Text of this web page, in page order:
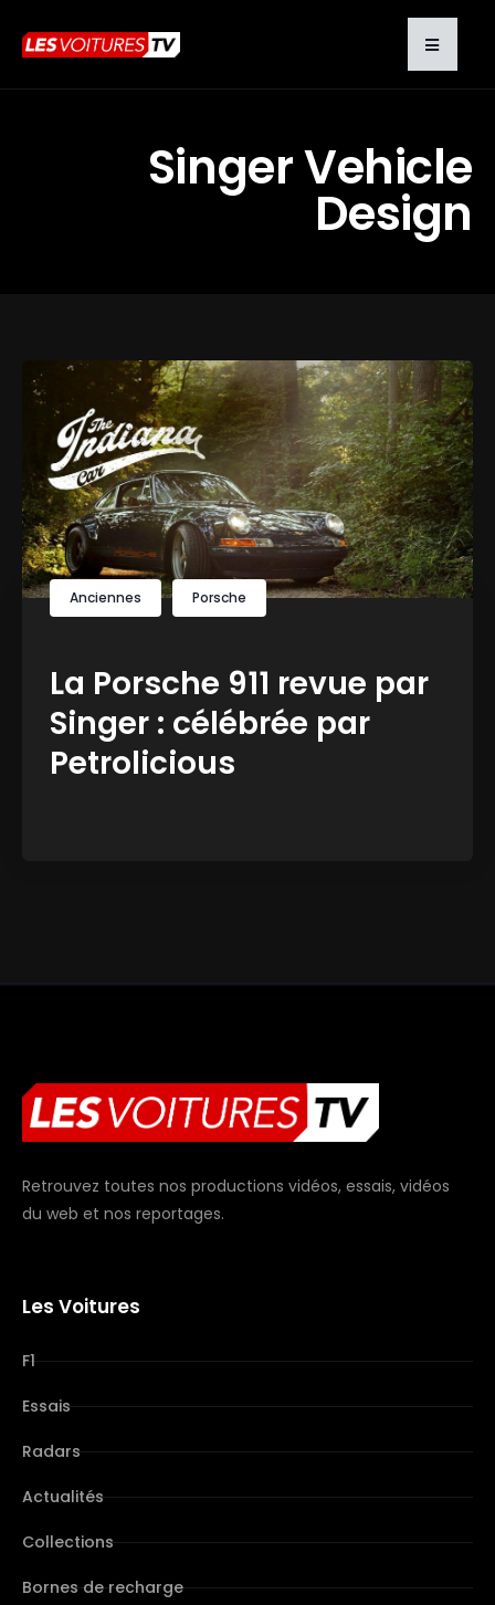
Singer Vehicle
Design
Anciennes Porsche
La Porsche 911 revue par
Singer : célébrée par
Petrolicious
Retrouvez toutes nos productions vidéos, essais, vidéos
du web et nos reportages.
Les Voitures
F1
Essais
Radars
Actualités
Collections
Bornes de recharge